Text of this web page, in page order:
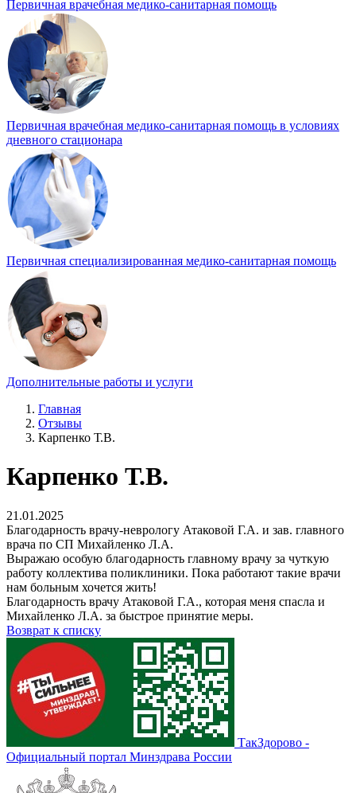
Первичная врачебная медико-санитарная помощь
Первичная врачебная медико-санитарная помощь в условиях
дневного стационара
Первичная специализированная медико-санитарная помощь
Дополнительные работы и услуги
Главная
Отзывы
Карпенко Т.В.
Карпенко Т.В.
21.01.2025
Благодарность врачу-неврологу Атаковой Г.А. и зав. главного
врача по СП Михайленко Л.А.
Выражаю особую благодарность главному врачу за чуткую
работу коллектива поликлиники. Пока работают такие врачи
нам больным хочется жить!
Благодарность врачу Атаковой Г.А., которая меня спасла и
Михайленко Л.А. за быстрое принятие меры.
Возврат к списку
ТакЗдорово -
Официальный портал Минздрава России